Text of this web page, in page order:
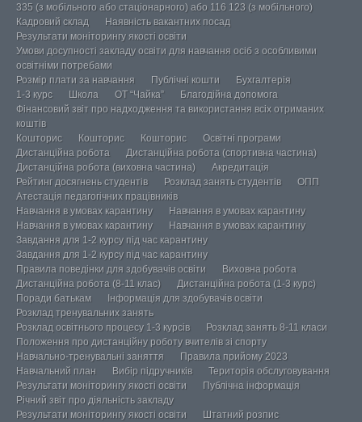
335 (з мобільного або стаціонарного) або 116 123 (з мобільного)
Кадровий склад
Наявність вакантних посад
Результати моніторингу якості освіти
Умови досупності закладу освіти для навчання осіб з особливими
освітніми потребами
Розмір плати за навчання
Публічні кошти
Бухгалтерія
1-3 курс
Школа ОТ “Чайка”
Благодійна допомога
Фінансовий звіт про надходження та використання всіх отриманих
коштів
Кошторис
Кошторис Кошторис
Освітні програми
Дистанційна робота
Дистанційна робота (спортивна частина)
Дистанційна робота (виховна частина)
Акредитація
Рейтинг досягнень студентів
Розклад занять студентів
ОПП
Атестація педагогічних працівників
Навчання в умовах карантину
Навчання в умовах карантину
Навчання в умовах карантину
Навчання в умовах карантину
Завдання для 1-2 курсу під час карантину
Завдання для 1-2 курсу під час карантину
Правила поведінки для здобувачів освіти
Виховна робота
Дистанційна робота (8-11 клас)
Дистанційна робота (1-3 курс)
Поради батькам
Інформація для здобувачів освіти
Розклад тренувальних занять
Розклад освітнього процесу 1-3 курсів
Розклад занять 8-11 класи
Положення про дистанційну роботу вчителів зі спорту
Навчально-тренувальні заняття
Правила прийому 2023
Навчальний план
Вибір підручників
Територія обслуговування
Результати моніторингу якості освіти
Публічна інформація
Річний звіт про діяльність закладу
Результати моніторингу якості освіти
Штатний розпис